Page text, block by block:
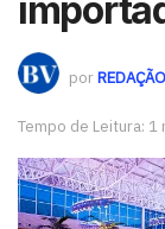
porREDAÇÃO
Tempo de Leitura: 1